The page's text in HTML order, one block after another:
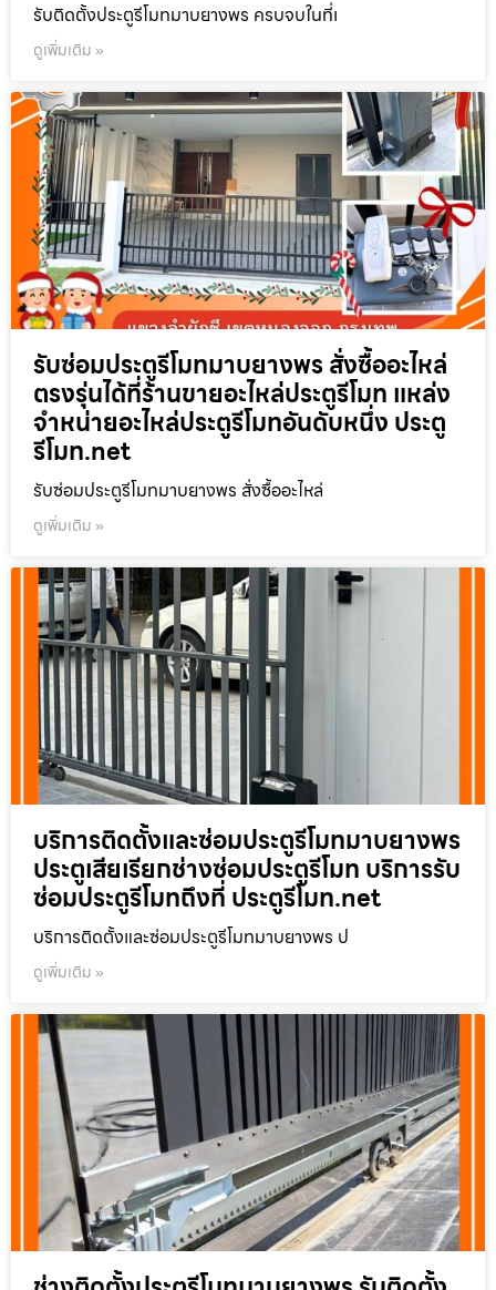
รับติดตั้งประตูรีโมทมาบยางพร ครบจบในที่เ
ดูเพิ่มเติม »
รับซ่อมประตูรีโมทมาบยางพร สั่งซื้ออะไหล่
ตรงรุ่นได้ที่ร้านขายอะไหล่ประตูรีโมท แหล่ง
จำหน่ายอะไหล่ประตูรีโมทอันดับหนึ่ง ประตู
รีโมท.net
รับซ่อมประตูรีโมทมาบยางพร สั่งซื้ออะไหล่
ดูเพิ่มเติม »
บริการติดตั้งและซ่อมประตูรีโมทมาบยางพร
ประตูเสียเรียกช่างซ่อมประตูรีโมท บริการรับ
ซ่อมประตูรีโมทถึงที่ ประตูรีโมท.net
บริการติดตั้งและซ่อมประตูรีโมทมาบยางพร ป
ดูเพิ่มเติม »